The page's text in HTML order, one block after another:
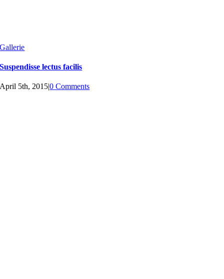
Gallerie
Suspendisse lectus facilis
April 5th, 2015|0 Comments